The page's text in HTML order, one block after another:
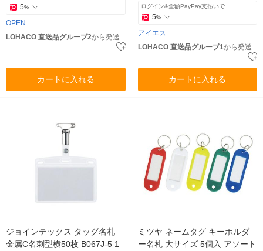
5%
OPEN
LOHACO 直送品グループ2から発送
カートに入れる
ログイン&全額PayPay支払いで
5%
アイエス
LOHACO 直送品グループ1から発送
カートに入れる
ジョインテックス タッグ名札
金属C名刺型横50枚 B067J-5 1
ミツヤ ネームタグ キーホルダ
ー名札 大サイズ 5個入 アソート